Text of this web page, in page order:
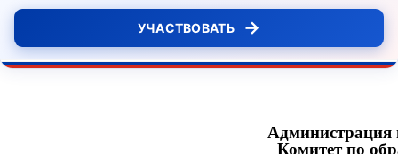
УЧАСТВОВАТЬ →